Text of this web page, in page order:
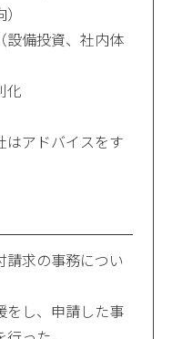
備投資、社内体
化
アドバイスをす
請求の事務につい
をし、申請した事